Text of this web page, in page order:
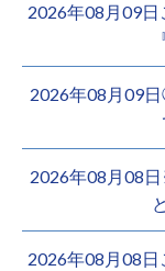
2026年08月09日
2026年08月09
2026年08月08
2026年08月08日